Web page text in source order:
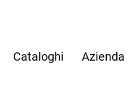
Cataloghi Azienda